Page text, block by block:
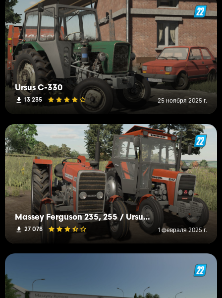
Ursus C-330
13 235 25 ноября 2025 г.
Massey Ferguson 235, 255 / Ursus 2812, 3512
27 078 1 февраля 2025 г.